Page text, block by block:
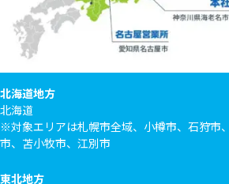
北海道地方
北海道
※対象エリアは札幌市全域、小樽市、石狩市
市、苫小牧市、江別市
東北地方